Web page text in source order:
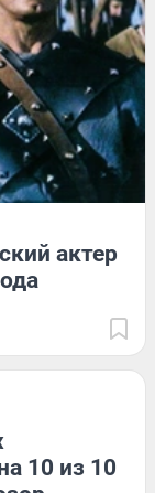
актер
10 из 10